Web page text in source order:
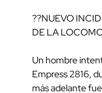
??NUEVO
DE LA
Un hombre
Empress 2816,
más adelante